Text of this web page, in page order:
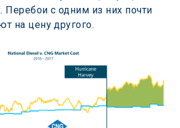
Перебои с одним из них почти
на цену другого.